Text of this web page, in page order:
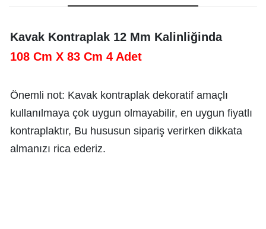
Kavak Kontraplak 12 Mm Kalinliğinda
﻿108 Cm X 83 Cm 4 Adet
Önemli not: Kavak kontraplak dekoratif amaçlı
kullanılmaya çok uygun olmayabilir, en uygun fiyatlı
kontraplaktır, Bu hususun sipariş verirken dikkata
almanızı rica ederiz.